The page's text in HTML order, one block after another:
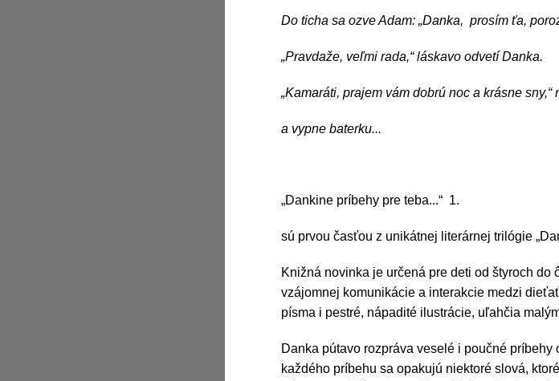
Do ticha sa ozve Adam: „Danka, prosím ťa,
„Pravdaže, veľmi rada,“ láskavo odvetí Danka.
„Kamaráti, prajem vám dobrú noc a krásne sny,“
a vypne baterku...
„Dankine príbehy pre teba...“ 1.
sú prvou časťou z unikátnej literárnej trilógie
Knižná novinka je určená pre deti od štyroch
vzájomnej komunikácie a interakcie medzi
písma i pestré, nápadité ilustrácie, uľahčia
Danka pútavo rozpráva veselé i poučné
každého príbehu sa opakujú niektoré slová,